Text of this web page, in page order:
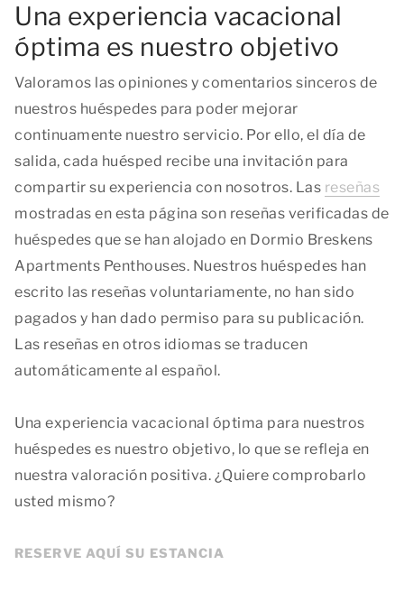
Una experiencia vacacional
óptima es nuestro objetivo
Valoramos las opiniones y comentarios sinceros de
nuestros huéspedes para poder mejorar
continuamente nuestro servicio. Por ello, el día de
salida, cada huésped recibe una invitación para
compartir su experiencia con nosotros. Las reseñas
mostradas en esta página son reseñas verificadas de
huéspedes que se han alojado en Dormio Breskens
Apartments Penthouses. Nuestros huéspedes han
escrito las reseñas voluntariamente, no han sido
pagados y han dado permiso para su publicación.
Las reseñas en otros idiomas se traducen
automáticamente al español.
Una experiencia vacacional óptima para nuestros
huéspedes es nuestro objetivo, lo que se refleja en
nuestra valoración positiva. ¿Quiere comprobarlo
usted mismo?
RESERVE AQUÍ SU ESTANCIA